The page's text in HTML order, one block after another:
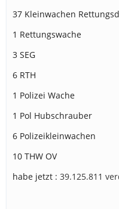
37 Kleinwachen
1 Rettungswache
3 SEG
6 RTH
1 Polizei Wache
1 Pol Hubschrauber
6 Polizeikleinwachen
10 THW OV
habe jetzt : 39.125.811